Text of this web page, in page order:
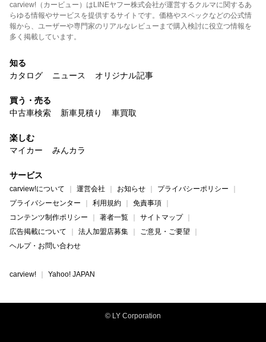
carview!（カービュー）はLINEヤフー株式会社が運営するクルマに関するあ
らゆる情報やサービスを提供するサイトです。価格やスペックなどの公式情
報から、ユーザーや専門家のリアルなレビューまで購入検討に役立つ情報を
多く掲載しています。
知る
カタログ
ニュース オリジナル記事
買う・売る
中古車検索
新車見積り 車買取
楽しむ
マイカー
みんカラ
サービス
carview!について 運営会社 お知らせ
プライバシーポリシー
プライバシーセンター
利用規約
免責事項
コンテンツ制作ポリシー
著者一覧
サイトマップ
広告掲載について
法人加盟店募集
ご意見・ご要望
ヘルプ・お問い合わせ
carview! Yahoo! JAPAN
© LY Corporation